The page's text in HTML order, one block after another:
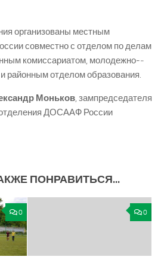
организованы местным
совместно с отделом по делам
комиссариатом, молодежно-­
районным отделом образования.
Моньков, зампредседателя
отделения ДОСААФ России
ПОНРАВИТЬСЯ...
0 0